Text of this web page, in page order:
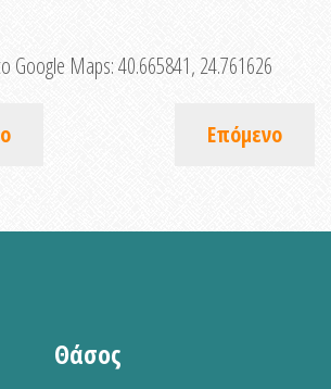
Google Maps:40.665841, 24.761626
Επόμενο
Θάσος